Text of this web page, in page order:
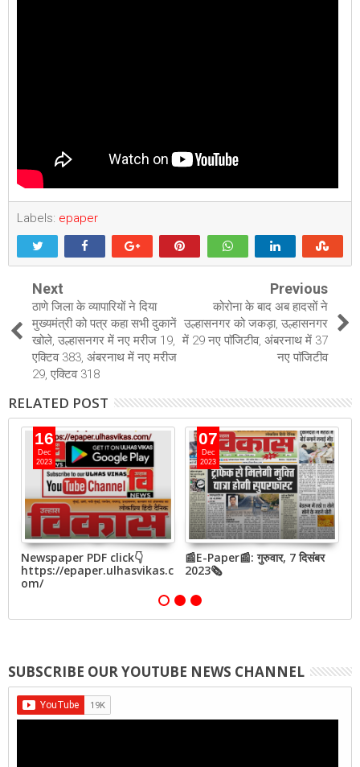
Labels: epaper
Next
ठाणे जिला के व्यापारियों ने दिया
मुख्यमंत्री को पत्र कहा सभी दुकानें
खोले, उल्हासनगर में नए मरीज 19,
एक्टिव 383, अंबरनाथ में नए मरीज
29, एक्टिव 318
Previous
कोरोना के बाद अब हादसों ने
उल्हासनगर को जकड़ा, उल्हासनगर
में 29 नए पाॅजिटीव, अंबरनाथ में 37
नए पाॅजिटीव
RELATED POST
16
Dec
2023
Newspaper PDF click👇
https://epaper.ulhasvikas.c
om/
07
Dec
2023
📰E-Paper📰: गुरुवार, 7 दिसंबर
2023🗞
SUBSCRIBE OUR YOUTUBE NEWS CHANNEL